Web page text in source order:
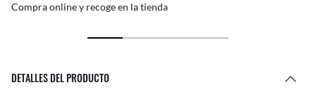
Compra online y recoge en la tienda
DETALLES DEL PRODUCTO